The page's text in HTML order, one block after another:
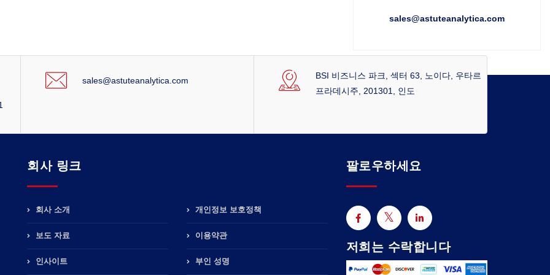
sales@astuteanalytica.com
sales@astuteanalytica.com
BSI 비즈니스 파크, 섹터 63, 노이다, 우타르
프라데시주, 201301, 인도
회사 링크
회사 소개
보도 자료
인사이트
개인정보 보호정책
이용약관
부인 성명
팔로우하세요
저희는 수락합니다